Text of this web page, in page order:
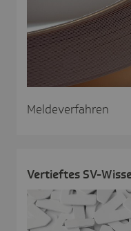
Meldeverfahren
Vertieftes SV-